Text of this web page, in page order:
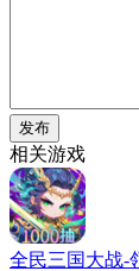
发布
相关游戏
全民三国大战-